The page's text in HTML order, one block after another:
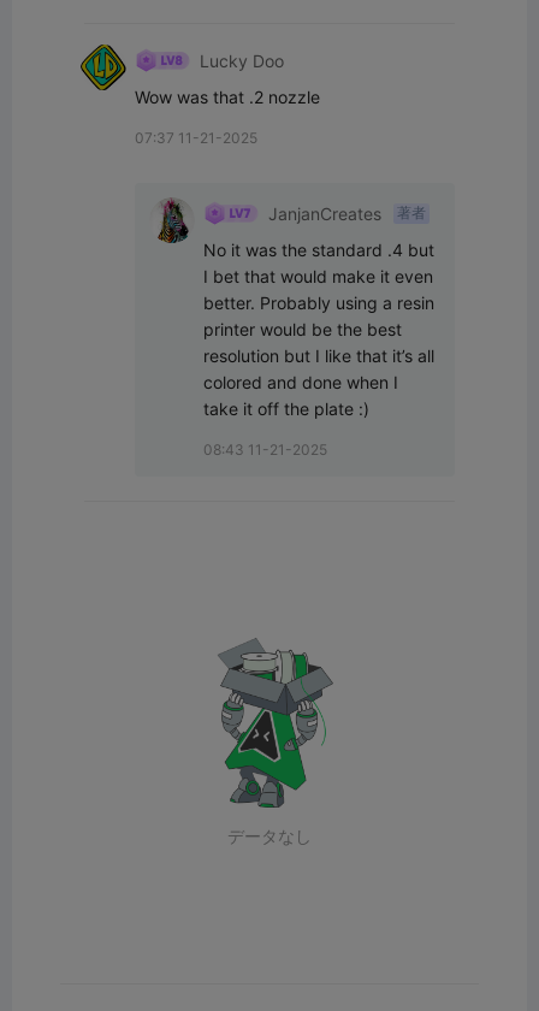
Lucky Doo
Wow was that .2 nozzle
07:37 11-21-2025
JanjanCreates 著者
No it was the standard .4 but
I bet that would make it even
better. Probably using a resin
printer would be the best
resolution but I like that it’s all
colored and done when I
take it off the plate :)
08:43 11-21-2025
データなし